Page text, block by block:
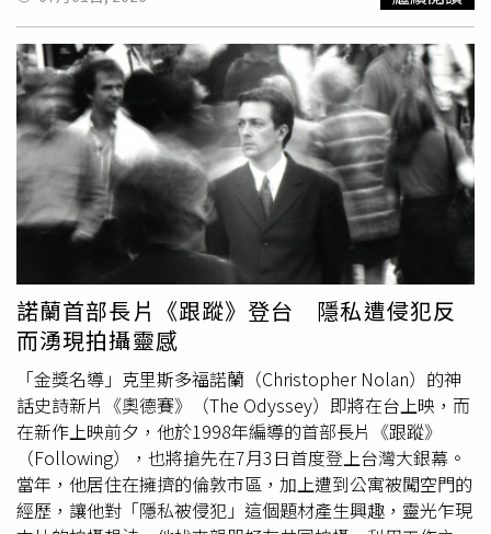
當下看到這一幕時驚訝不已，因沒人去安慰那位東西被偷的
同事，眾人彷彿忘了他才是受害者，「他們以為自己善良的
行動，其實是非不分，甚至傷害了受害者的心。（現在看來
也像是一種人際霸凌）」岳啟儒提到面對職場上和自己無關
的事端，的確有不同的生存策略，「為了關係和諧，所以不
指責不站邊；往後退當個不沾鍋，撇清並遠離是非圈。但我
常看到大家把私交擺前面。」岳啟儒提醒如果當事人和自己
有交情，更要小心會不會濫用同理心而把自己拖下水，還影
響公司對你的觀感，以為你們價值觀相近或者是同盟同夥。
「萬一這個紛爭屬於不公不義，或是犯法情事，像性騷擾或
霸凌這類重大事件，別因為交情而壞了判斷力。」岳啟儒指
出，害怕自己被討厭，以為善良是柔軟以對，反而曲解了善
良的定義，成為鄉愿，而工作上最忌諱當鄉愿的人，遲早吃
虧。「選擇做對的事，也許讓自己看起來強勢，也許你不習
慣，但有時候善良的表現的確必須強勢。」她最後進一步說
明：「同理心要判斷時機、對象，更重要的是對錯。不要因
為對方過去做過的好事，或是他曾經對你的好，而忽略他犯
錯或犯法的事實。」
諾蘭首部長片《跟蹤》登台 隱私遭侵犯反
而湧現拍攝靈感
「金獎名導」克里斯多福諾蘭（Christopher Nolan）的神
話史詩新片《奧德賽》（The Odyssey）即將在台上映，而
在新作上映前夕，他於1998年編導的首部長片《跟蹤》
（Following），也將搶先在7月3日首度登上台灣大銀幕。
當年，他居住在擁擠的倫敦市區，加上遭到公寓被闖空門的
經歷，讓他對「隱私被侵犯」這個題材產生興趣，靈光乍現